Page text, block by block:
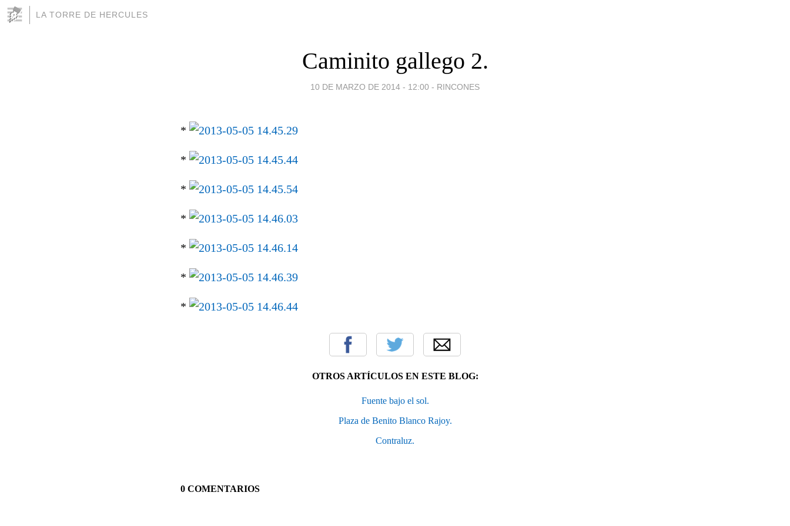
LA TORRE DE HERCULES
Caminito gallego 2.
10 DE MARZO DE 2014 - 12:00 - RINCONES
*
*
*
*
*
*
*
OTROS ARTÍCULOS EN ESTE BLOG:
Fuente bajo el sol.
Plaza de Benito Blanco Rajoy.
Contraluz.
0 COMENTARIOS